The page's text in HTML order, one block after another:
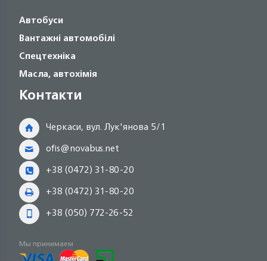
Автобуси
Вантажні автомобілі
Спецтехніка
Масла, автохімія
Контакти
Черкаси, вул. Лук'янова 5/1
ofis@novabus.net
+38 (0472) 31-80-20
+38 (0472) 31-80-20
+38 (050) 772-26-52
Мы принимаем